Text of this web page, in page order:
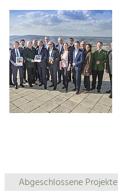
Abgeschlossene Projekte